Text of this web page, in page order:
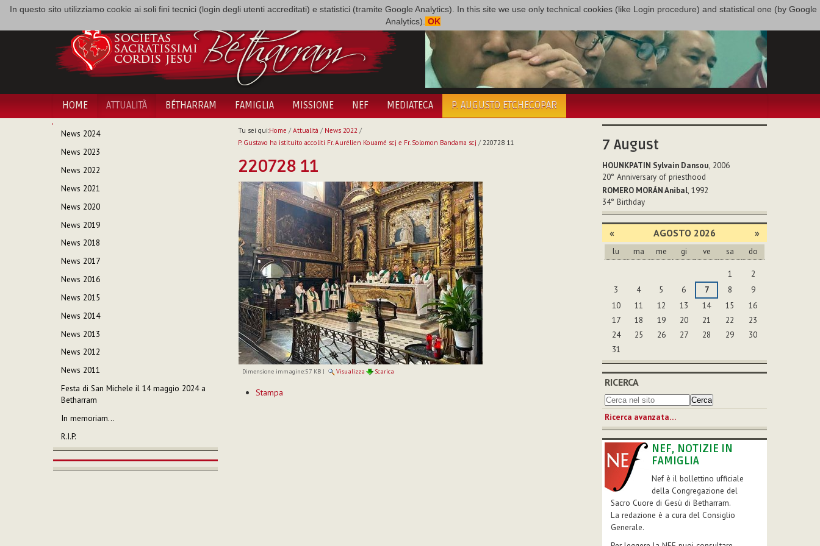
In questo sito utilizziamo cookie ai soli fini tecnici (login degli utenti accreditati) e statistici (tramite Google Analytics). In this site we use only technical cookies (like Login procedure) and statistical one (by Google
Analytics). OK
HOME ATTUALITÀ BÉTHARRAM FAMIGLIA MISSIONE NEF MEDIATECA P. AUGUSTO ETCHECOPAR
NAVIGAZIONE
News 2024
News 2023
News 2022
News 2021
News 2020
News 2019
News 2018
News 2017
News 2016
News 2015
News 2014
News 2013
News 2012
News 2011
Festa di San Michele il 14 maggio 2024 a
Betharram
In memoriam…
R.I.P.
Tu sei qui:Home / Attualità / News 2022 /
P. Gustavo ha istituito accoliti Fr. Aurélien Kouamé scj e Fr. Solomon Bandama scj / 220728 11
220728 11
Dimensione immagine:57 KB| Visualizza Scarica
sul
Stampa
7 August
HOUNKPATIN Sylvain Dansou, 2006
20° Anniversary of priesthood
ROMERO MORÁN Anibal, 1992
34° Birthday
« AGOSTO 2026 »
lu ma me gi ve sa do
1
2
3
4 5 6 7 8
9
10
11 12 13 14 15
16
17
18 19 20 21 22
23
24
25 26 27 28 29
30
31
RICERCA
Ricerca avanzata…
NEF, NOTIZIE IN
FAMIGLIA
Nef è il bollettino ufficiale
della Congregazione del
Sacro Cuore di Gesù di Betharram.
La redazione è a cura del Consiglio
Generale.